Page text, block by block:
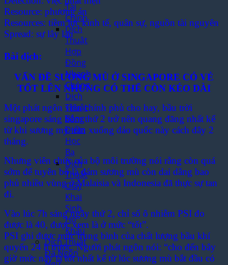
Tài
Chính
Dịch
Thuật
Hợp
Đồng
Nhanh
Chóng
Dịch
Thuật
Bảng
Điểm
Học
Bạ
Dịch
Thuật
Giấy
Khai
Sinh,
Hộ
Khẩu
Dịch Thuật
Đa Ngôn
Resource: phương án
Resources: tiềm lực kinh tế, quân sự, nguồn tài nguyên
Spread: sự lây lan
Bài dịch:
VẤN ĐỀ SƯƠNG MÙ Ở SINGAPORE CÓ VẺ
TỐT LÊN NHƯNG CÓ THỂ CÒN KÉO DÀI
Một phát ngôn viên chính phủ cho hay, bầu trời
singapore sáng hôm thứ 2 trở nên quang đãng nhất kể
từ khi sương mỳ tràn xuống đảo quốc này cách đây 2
tháng.
Nhưng viên chức của bộ môi trường nói rằng còn quá
sớm để tuyên bố là đám sương mù còn dai dẳng bao
phủ nhiều vùng ở Malaisia và Indonesia đã thực sự tan
đi.
Vào lúc 7h sáng ngày thứ 2, chỉ số ô nhiễm PSI đo
được là 40, được xem là ở mức “tốt”.
PSI ghi được mức trung bình của chất lượng bầu khí
quyển 24 h trước. Người phát ngôn nói: “cho đến bây
giờ mức này là tốt nhất kể từ lúc sương mù bắt đầu có